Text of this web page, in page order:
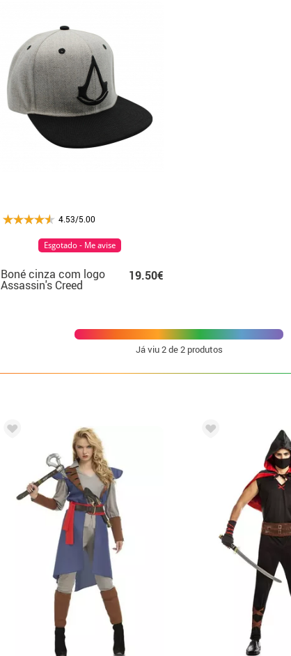
4.53/5.00
Boné cinza com logo
Assassin's Creed
19.50€
Esgotado - Me avise
Já viu2de 2 produtos